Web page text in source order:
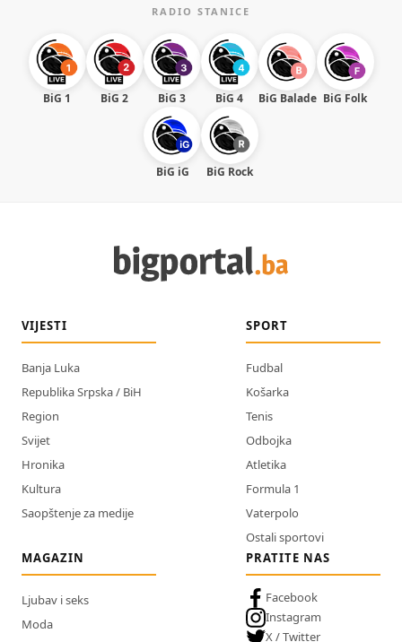
RADIO STANICE
BiG 1 BiG 2 BiG 3 BiG 4 BiG Balade BiG Folk
BiG iG BiG Rock
VIJESTI
Banja Luka
Republika Srpska / BiH
Region
Svijet
Hronika
Kultura
Saopštenje za medije
SPORT
Fudbal
Košarka
Tenis
Odbojka
Atletika
Formula 1
Vaterpolo
Ostali sportovi
MAGAZIN
Ljubav i seks
Moda
PRATITE NAS
Facebook
Instagram
X / Twitter